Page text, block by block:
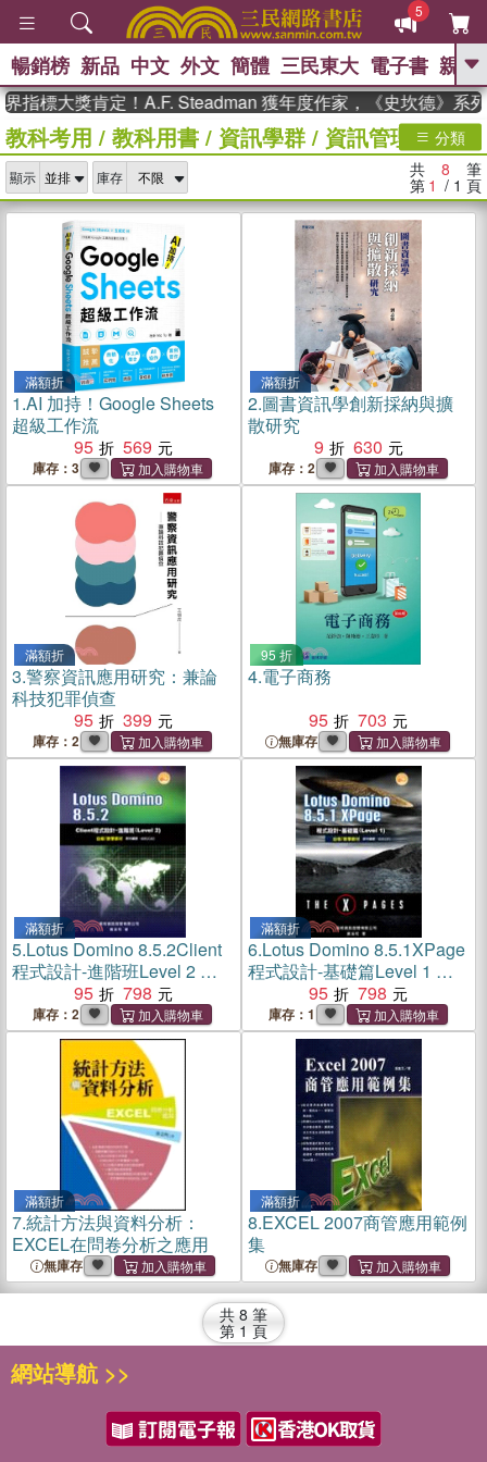
5
GO
熱搜： 東野圭吾 、 高希均教授回憶錄
、 The Odyssey 、 父親節 、 如果歷
國際布克
獎 臺灣漫遊錄 、 方念華 、 台灣的李
數學女孩：黎曼猜想
偉大的迷走神經
暢銷榜 新品 中文 外文 簡體 三民東大 電子書 親子
指標大獎肯定！A.F. Steadman 獲年度作家，《史坎德》系列
教科考用 / 教科用書/ 資訊學群/ 資訊管理 / 其他
分類
顯示 庫存 共 8 筆
第 1 / 1 頁
滿額折
1.AI 加持！Google Sheets
超級工作流
95
569
庫存：3
滿額折
2.圖書資訊學創新採納與擴
散研究
9
630
庫存：2
滿額折
3.警察資訊應用研究：兼論
科技犯罪偵查
95
399
庫存：2
95 折
4.電子商務
95
703
無庫存
滿額折
5.Lotus Domino 8.5.2Client
程式設計-進階班Level 2 自
修/教學教材
95 798
庫存：2
滿額折
6.Lotus Domino 8.5.1XPage
程式設計-基礎篇Level 1 自
修/教學教材
95 798
庫存：1
滿額折
7.統計方法與資料分析：
EXCEL在問卷分析之應用
無庫存
滿額折
8.EXCEL 2007商管應用範例
集
無庫存
共 8 筆
第 1 頁
網站導航 >>